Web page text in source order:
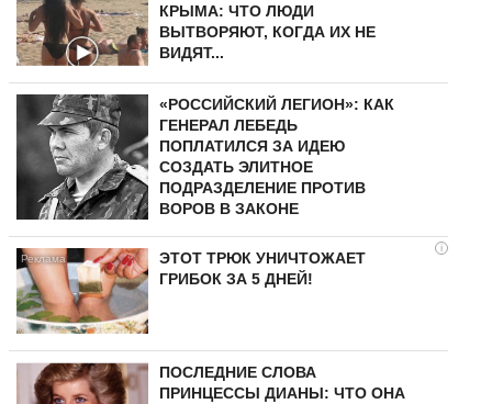
КРЫМА: ЧТО ЛЮДИ
ВЫТВОРЯЮТ, КОГДА ИХ НЕ
ВИДЯТ...
«РОССИЙСКИЙ ЛЕГИОН»: КАК
ГЕНЕРАЛ ЛЕБЕДЬ
ПОПЛАТИЛСЯ ЗА ИДЕЮ
СОЗДАТЬ ЭЛИТНОЕ
ПОДРАЗДЕЛЕНИЕ ПРОТИВ
ВОРОВ В ЗАКОНЕ
i
ЭТОТ ТРЮК УНИЧТОЖАЕТ
ГРИБОК ЗА 5 ДНЕЙ!
ПОСЛЕДНИЕ СЛОВА
ПРИНЦЕССЫ ДИАНЫ: ЧТО ОНА